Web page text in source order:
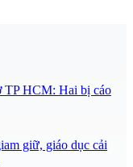
TP HCM: Hai bị cáo
giữ, giáo dục cải